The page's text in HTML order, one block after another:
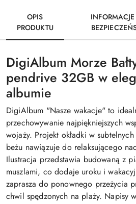
OPIS
PRODUKTU
DigiAlbum Morze
pendrive 32GB w
albumie
DigiAlbum "Nasze wakacje" to
przechowywanie najpiękniejszych
wojaży. Projekt okładki w
beżu nawiązuje do relaksującego
Ilustracja przedstawia budowaną z
muszlami, co dodaje uroku i
zaprasza do ponownego przeżycia
chwil spędzonych na plaży. Napisy